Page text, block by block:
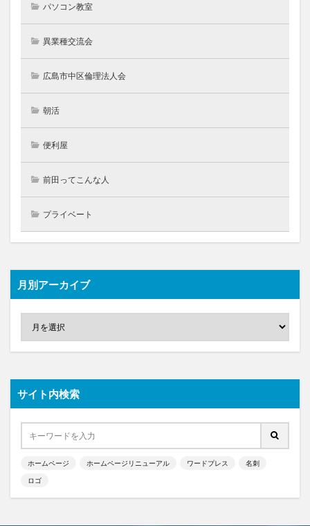
パソコン教室
異業種交流会
広島市中区倫理法人会
朝活
便利屋
前田ってこんな人
プライベート
月別アーカイブ
サイト内検索
ホームページ ホームページリニューアル ワードプレス 名刺
ロゴ